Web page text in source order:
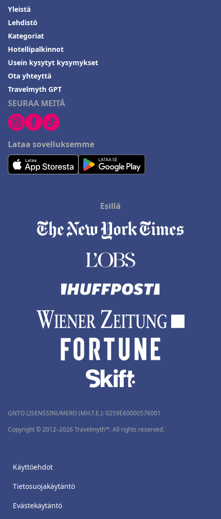
SEURAA MEITÄ
Lataa sovelluksemme
Yleistä
Lehdistö
Kategoriat
Hotellipalkinnot
Usein kysytyt kysymykset
Ota yhteyttä
Travelmyth GPT
Esillä
GNTO LISENSSINUMERO (MH.T.E.): 0259Ε60000576001
Copyright © 2012–2026 Travelmyth™. All rights reserved.
Käyttöehdot
Tietosuojakäytäntö
Evästekäytäntö